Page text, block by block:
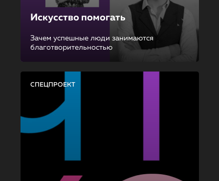
Искусство помогать
Зачем успешные люди занимаются
благотворительностью
СПЕЦПРОЕКТ